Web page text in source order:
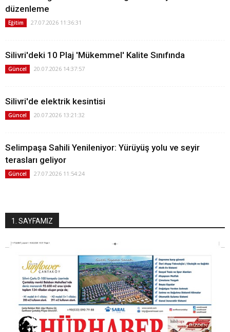
düzenleme
Eğitim 27.07.2026 11:36:31
Silivri'deki 10 Plaj 'Mükemmel' Kalite Sınıfında
Güncel 20.07.2026 14:37:57
Silivri'de elektrik kesintisi
Güncel 20.07.2026 13:21:32
Selimpaşa Sahili Yenileniyor: Yürüyüş yolu ve seyir
terasları geliyor
Güncel 27.07.2026 11:54:24
1. SAYFAMIZ